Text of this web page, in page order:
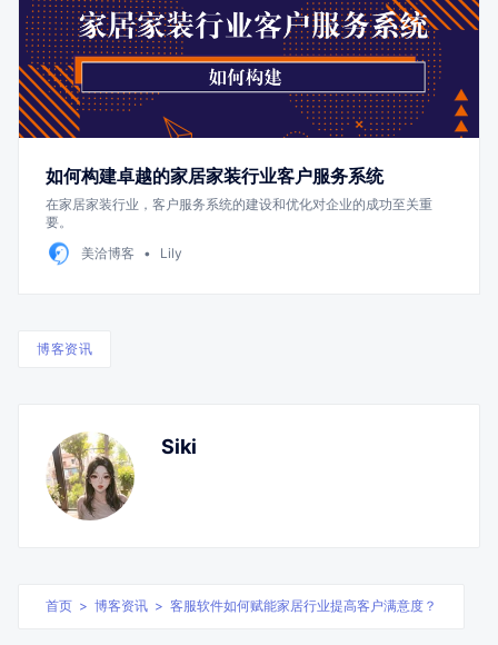
如何构建卓越的家居家装行业客户服务系统
在家居家装行业，客户服务系统的建设和优化对企业的成功至关重
要。
美洽博客
Lily
博客资讯
Siki
首页 > 博客资讯 > 客服软件如何赋能家居行业提高客户满意度？